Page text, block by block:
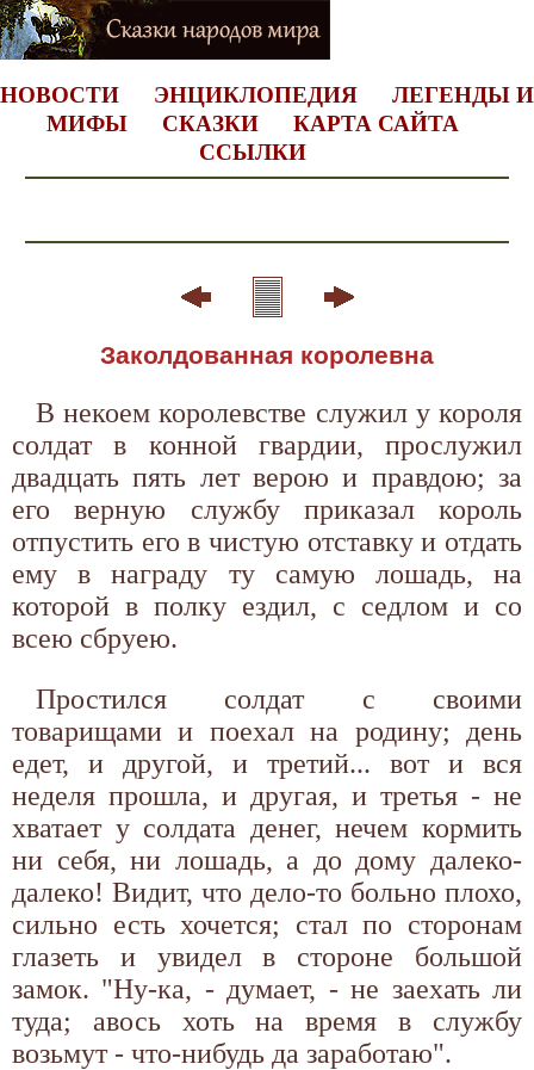
НОВОСТИ ЭНЦИКЛОПЕДИЯ
ЛЕГЕНДЫ И
МИФЫ
СКАЗКИ
КАРТА САЙТА
ССЫЛКИ
Заколдованная королевна
В некоем королевстве служил у короля
солдат в конной гвардии, прослужил
двадцать пять лет верою и правдою; за
его верную службу приказал король
отпустить его в чистую отставку и отдать
ему в награду ту самую лошадь, на
которой в полку ездил, с седлом и со
всею сбруею.
Простился солдат с своими
товарищами и поехал на родину; день
едет, и другой, и третий... вот и вся
неделя прошла, и другая, и третья - не
хватает у солдата денег, нечем кормить
ни себя, ни лошадь, а до дому далеко-
далеко! Видит, что дело-то больно плохо,
сильно есть хочется; стал по сторонам
глазеть и увидел в стороне большой
замок. "Ну-ка, - думает, - не заехать ли
туда; авось хоть на время в службу
возьмут - что-нибудь да заработаю".